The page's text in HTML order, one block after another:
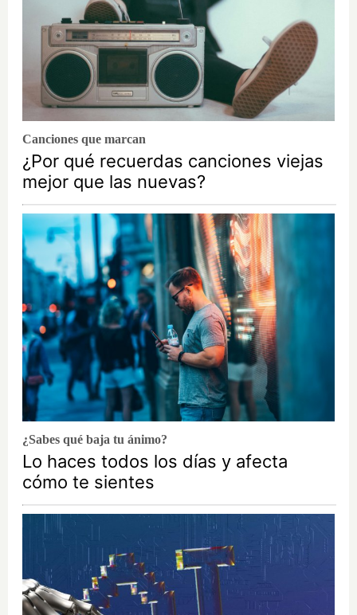
Canciones que marcan
¿Por qué recuerdas canciones viejas
mejor que las nuevas?
¿Sabes qué baja tu ánimo?
Lo haces todos los días y afecta
cómo te sientes